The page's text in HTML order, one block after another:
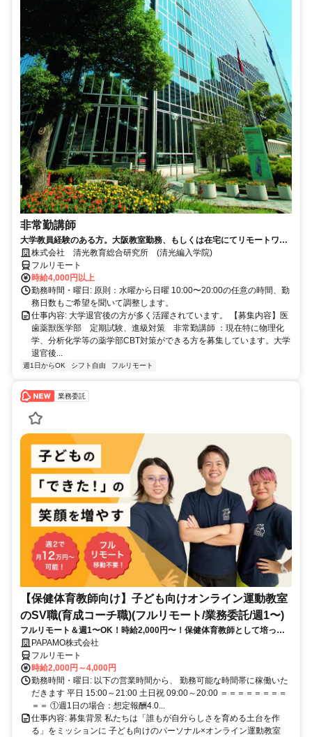
非常勤講師
大学教員経験のある方。大阪教室勤務、もしくは在宅にてリモートワー
ク可能。退官した先生が活躍中。
株式会社 清光教育総合研究所 (清光編入学院)
フルリモート
時給4,000円以上
勤務時間・曜日: 原則：水曜から日曜 10:00〜20:00の任意の時間、勤
務日数もご希望を聞いて調整します。
仕事内容: 大学退官後の方が多く活躍されています。 【募集内容】医
歯薬獣医学部 定期試験、進級対策 非常勤講師 ：現在特に物理化
学、分析化学等の薬学部CBT対策ができる方を募集しています。大学
退官後...
週1日からOK シフト自由 フルリモート
業務委託
【保健体育教師向け】子ども向けオンライン運動教室
のSV職(育成コーチ職)(フルリモート/業務委託/週1〜)
フルリモート＆週1〜OK！時給2,000円〜！保健体育教師として培って
きた経験を活かしながら、スキマ時間で子どもを支援できるお仕事です
◎
PAPAMO株式会社
フルリモート
時給2,000円～4,000円
勤務時間・曜日: 以下の営業時間から、 勤務可能な時間帯に稼働いた
だきます 平日 15:00～21:00 土日祝 09:00～20:00 ＝＝＝＝＝＝＝＝
＝＝ ①週1日の場合：想定報酬4.0...
仕事内容: 募集背景 私たちは「誰もが自分らしさを育める土台を作
る」をミッションに 子ども向けのパーソナル×オンライン運動教室